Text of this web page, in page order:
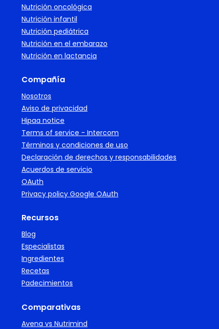
Nutrición oncológica
Nutrición infantil
Nutrición pediátrica
Nutrición en el embarazo
Nutrición en lactancia
Compañía
Nosotros
Aviso de privacidad
Hipaa notice
Terms of service - Intercom
Términos y condiciones de uso
Declaración de derechos y responsabilidades
Acuerdos de servicio
OAuth
Privacy policy Google OAuth
Recursos
Blog
Especialistas
Ingredientes
Recetas
Padecimientos
Comparativas
Avena vs Nutrimind